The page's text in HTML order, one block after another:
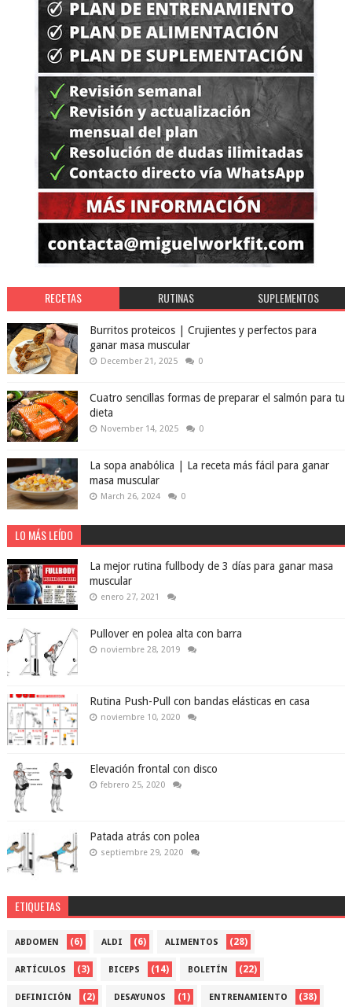
RECETAS RUTINAS SUPLEMENTOS
Burritos proteicos | Crujientes y perfectos para
ganar masa muscular
December 21, 2025 0
Cuatro sencillas formas de preparar el salmón para tu
dieta
November 14, 2025 0
La sopa anabólica | La receta más fácil para ganar
masa muscular
March 26, 2024 0
LO MÁS LEÍDO
La mejor rutina fullbody de 3 días para ganar masa
muscular
enero 27, 2021
Pullover en polea alta con barra
noviembre 28, 2019
Rutina Push-Pull con bandas elásticas en casa
noviembre 10, 2020
Elevación frontal con disco
febrero 25, 2020
Patada atrás con polea
septiembre 29, 2020
ETIQUETAS
ABDOMEN (6) ALDI (6) ALIMENTOS (28)
ARTÍCULOS (3) BICEPS (14) BOLETÍN (22)
DEFINICIÓN (2) DESAYUNOS (1) ENTRENAMIENTO (38)